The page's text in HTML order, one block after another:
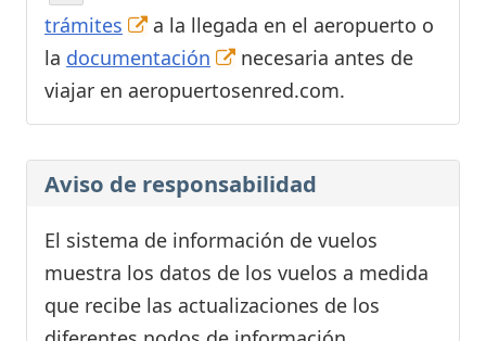
trámites
a la llegada en el aeropuerto o
la documentación
necesaria antes de
viajar en aeropuertosenred.com.
Aviso de responsabilidad
El sistema de información de vuelos
muestra los datos de los vuelos a medida
que recibe las actualizaciones de los